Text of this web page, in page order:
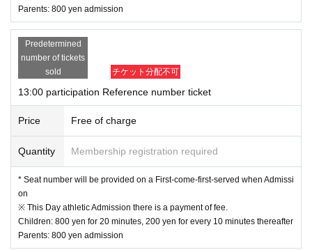
When taking pictures, please be considerate of other customers and hol
d the camera in your hand.
Regarding videos, uploading to SNS and the Internet is prohibited.
We are refraining from hugging heroes for the time being.
*If the children are not all together at the time of shooting, the orde
r may be changed or the shooting may be cancelled.
e shooting must sit in their seats.
[About your admission]
Please show the QR screen of the reservation ticket at the time of admi
ssion.
This Day is there is a possibility that the reception is congested. We ma
y not be able to guide you on time.
The number of Reference number ticket may change. Thank you for you
r understanding.
Parents: 800 yen admission
Predetermined
number of tickets
sold
チケット分配不可
13:00 participation Reference number ticket
Price Free of charge
Quantity Membership registration required
* Seat number will be provided on a First-come-first-served when Admissi
on
※ This Day athletic Admission there is a payment of fee.
Children: 800 yen for 20 minutes, 200 yen for every 10 minutes thereafter
Parents: 800 yen admission